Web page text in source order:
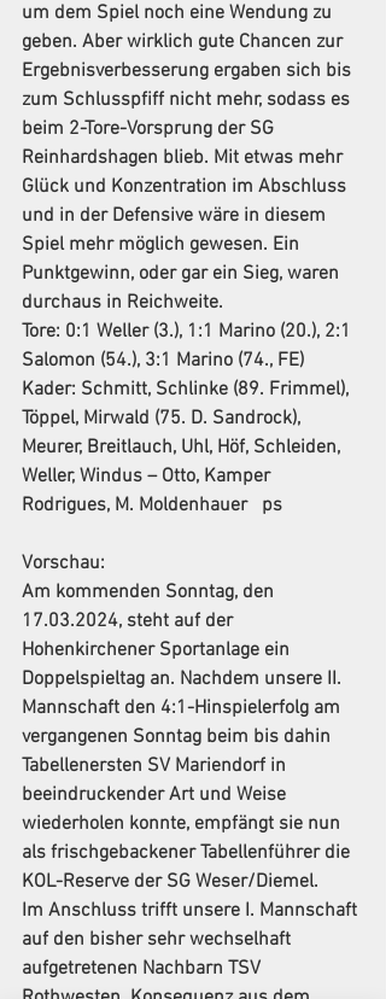
um dem Spiel noch eine Wendung zu
geben. Aber wirklich gute Chancen zur
Ergebnisverbesserung ergaben sich bis
zum Schlusspfiff nicht mehr, sodass es
beim 2-Tore-Vorsprung der SG
Reinhardshagen blieb. Mit etwas mehr
Glück und Konzentration im Abschluss
und in der Defensive wäre in diesem
Spiel mehr möglich gewesen. Ein
Punktgewinn, oder gar ein Sieg, waren
durchaus in Reichweite.
Tore: 0:1 Weller (3.), 1:1 Marino (20.), 2:1
Salomon (54.), 3:1 Marino (74., FE)
Kader: Schmitt, Schlinke (89. Frimmel),
Töppel, Mirwald (75. D. Sandrock),
Meurer, Breitlauch, Uhl, Höf, Schleiden,
Weller, Windus – Otto, Kamper
Rodrigues, M. Moldenhauer   ps
Vorschau:
Am kommenden Sonntag, den
17.03.2024, steht auf der
Hohenkirchener Sportanlage ein
Doppelspieltag an. Nachdem unsere II.
Mannschaft den 4:1-Hinspielerfolg am
vergangenen Sonntag beim bis dahin
Tabellenersten SV Mariendorf in
beeindruckender Art und Weise
wiederholen konnte, empfängt sie nun
als frischgebackener Tabellenführer die
KOL-Reserve der SG Weser/Diemel.
Im Anschluss trifft unsere I. Mannschaft
auf den bisher sehr wechselhaft
aufgetretenen Nachbarn TSV